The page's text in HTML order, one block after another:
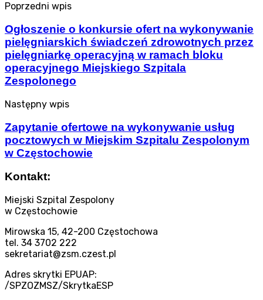
Poprzedni wpis
Ogłoszenie o konkursie ofert na wykonywanie
pielęgniarskich świadczeń zdrowotnych przez
pielęgniarkę operacyjną w ramach bloku
operacyjnego Miejskiego Szpitala
Zespolonego
Następny wpis
Zapytanie ofertowe na wykonywanie usług
pocztowych w Miejskim Szpitalu Zespolonym
w Częstochowie
Kontakt:
Miejski Szpital Zespolony
w Częstochowie
Mirowska 15, 42-200 Częstochowa
tel. 34 3702 222
sekretariat@zsm.czest.pl
Adres skrytki EPUAP:
/SPZOZMSZ/SkrytkaESP